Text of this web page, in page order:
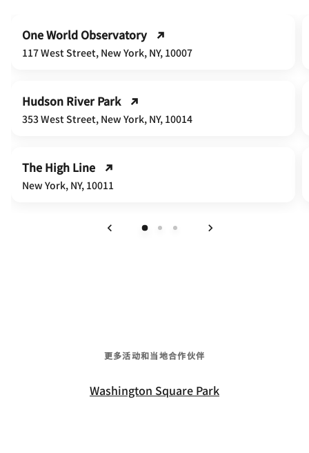
One World Observatory
117 West Street, New York, NY, 10007
Hudson River Park
353 West Street, New York, NY, 10014
The High Line
New York, NY, 10011
更多活动和当地合作伙伴
Washington Square Park